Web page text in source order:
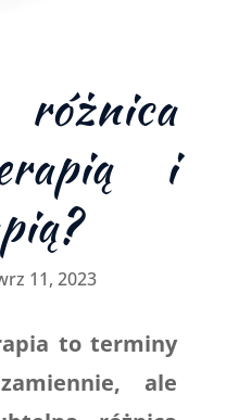
i
11, 2023
to terminy
ale